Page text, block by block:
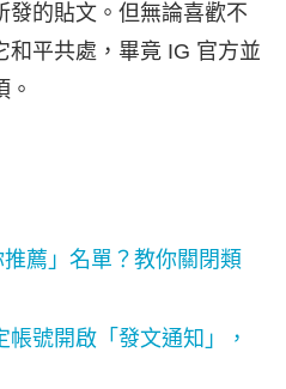
發的貼文。但無論喜歡不
和平共處，畢竟 IG 官方並
。
薦」名單？教你關閉類
號開啟「發文通知」，